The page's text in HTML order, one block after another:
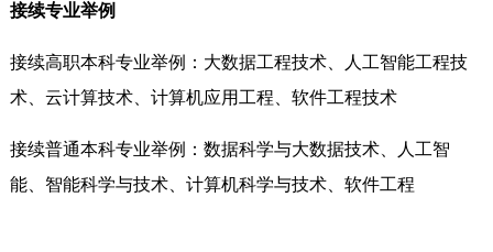
接续专业举例
接续高职本科专业举例：大数据工程技术、人工智能工程技
术、云计算技术、计算机应用工程、软件工程技术
接续普通本科专业举例：数据科学与大数据技术、人工智
能、智能科学与技术、计算机科学与技术、软件工程